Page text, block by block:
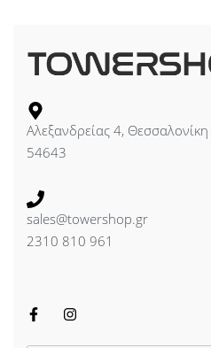
Αλεξανδρείας 4, Θεσσαλονίκη
54643
sales@towershop.gr
2310 810 961